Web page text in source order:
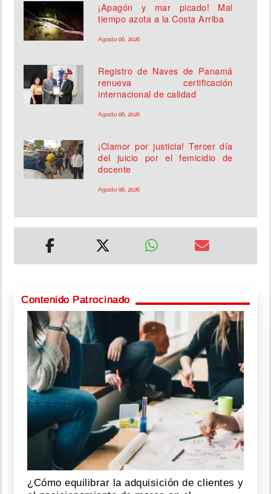
¡Apagón y mar picado! Mal
tiempo azota a la Costa Arriba
Agosto 06, 2026
Registro de Naves de Panamá
renueva certificación
internacional de calidad
Agosto 06, 2026
¡Clamor por justicia! Tercer día
del juicio por el femicidio de
docente
Agosto 06, 2026
Contenido Patrocinado
¿Cómo equilibrar la adquisición de clientes y